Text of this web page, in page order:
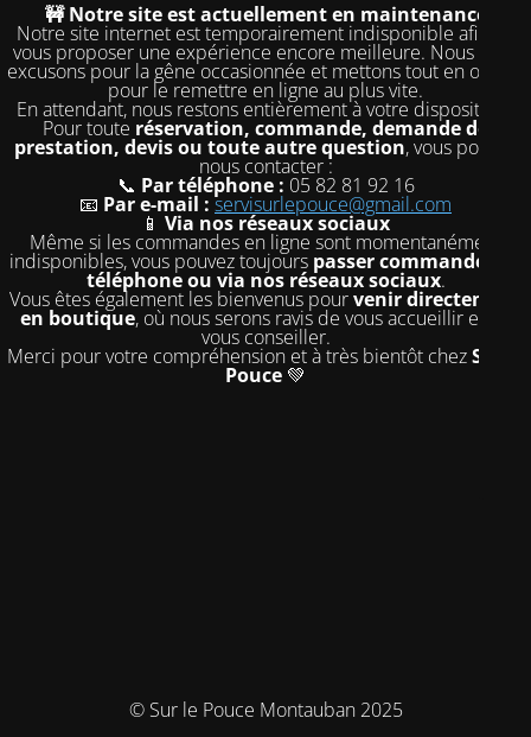
🚧 Notre site est actuellement en maintenance
Notre site internet est temporairement indisponible afin de
vous proposer une expérience encore meilleure. Nous nous
excusons pour la gêne occasionnée et mettons tout en œuvre
pour le remettre en ligne au plus vite.
En attendant, nous restons entièrement à votre disposition !
Pour toute réservation, commande, demande de
prestation, devis ou toute autre question, vous pouvez
nous contacter :
📞 Par téléphone : 05 82 81 92 16
📧 Par e-mail : servisurlepouce@gmail.com
📱 Via nos réseaux sociaux
Même si les commandes en ligne sont momentanément
indisponibles, vous pouvez toujours passer commande par
téléphone ou via nos réseaux sociaux.
Vous êtes également les bienvenus pourvenir directement
en boutique, où nous serons ravis de vous accueillir et de
vous conseiller.
Merci pour votre compréhension et à très bientôt chezSur le
Pouce 💚
© Sur le Pouce Montauban 2025